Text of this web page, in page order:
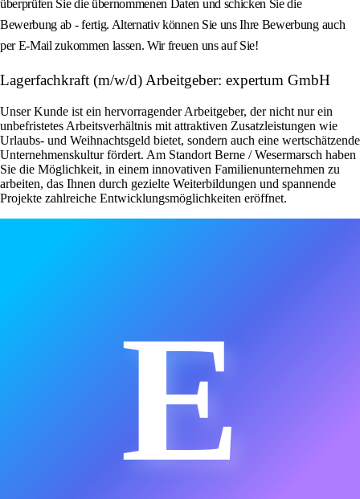
überprüfen Sie die übernommenen Daten und schicken Sie die
Bewerbung ab - fertig. Alternativ können Sie uns Ihre Bewerbung auch
per E-Mail zukommen lassen. Wir freuen uns auf Sie!
Lagerfachkraft (m/w/d) Arbeitgeber: expertum GmbH
Unser Kunde ist ein hervorragender Arbeitgeber, der nicht nur ein
unbefristetes Arbeitsverhältnis mit attraktiven Zusatzleistungen wie
Urlaubs- und Weihnachtsgeld bietet, sondern auch eine wertschätzende
Unternehmenskultur fördert. Am Standort Berne / Wesermarsch haben
Sie die Möglichkeit, in einem innovativen Familienunternehmen zu
arbeiten, das Ihnen durch gezielte Weiterbildungen und spannende
Projekte zahlreiche Entwicklungsmöglichkeiten eröffnet.
E